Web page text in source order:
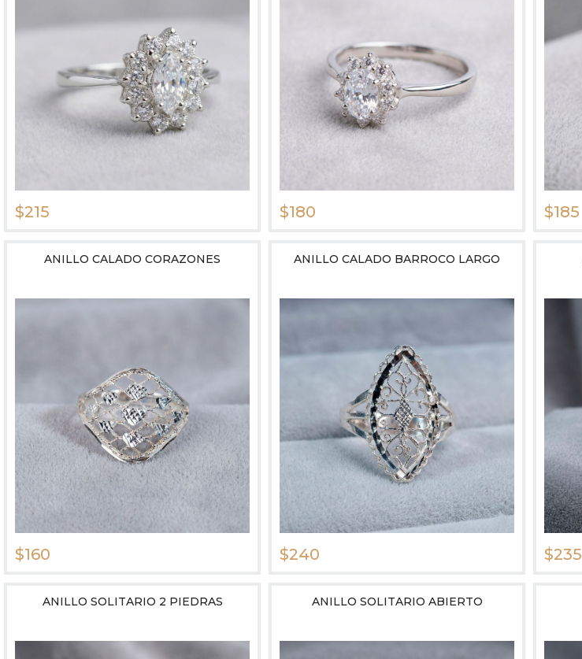
$215 $180 $185
ANILLO CALADO CORAZONES
$160
ANILLO CALADO BARROCO LARGO
$240 $235
ANILLO SOLITARIO 2 PIEDRAS ANILLO SOLITARIO ABIERTO